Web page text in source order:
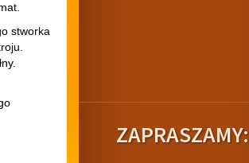
stworka
ZAPRASZAMY: